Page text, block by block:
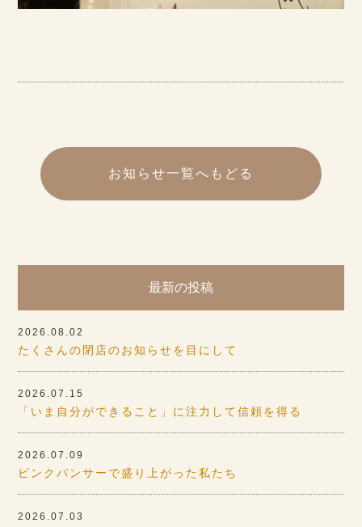
お知らせ一覧へもどる
最新の投稿
2026.08.02
たくさんの閉店のお知らせを目にして
2026.07.15
「いま自分ができること」に注力して信頼を得る
2026.07.09
ピンクパンサーで盛り上がった私たち
2026.07.03